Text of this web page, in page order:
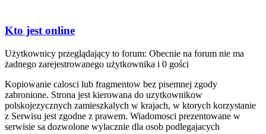
Kto jest online
Użytkownicy przeglądający to forum: Obecnie na forum nie ma
żadnego zarejestrowanego użytkownika i 0 gości
Kopiowanie calosci lub fragmentow bez pisemnej zgody
zabronione. Strona jest kierowana do uzytkownikow
polskojezycznych zamieszkalych w krajach, w ktorych korzystanie
z Serwisu jest zgodne z prawem. Wiadomosci prezentowane w
serwisie sa dozwolone wylacznie dla osob podlegajacych